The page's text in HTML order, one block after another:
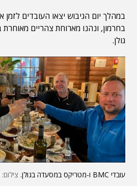
במהלך יום הגיבוש יצאו העובדים לזמן
בחרמון, ונהנו מארוחת צהריים
גולן.
עובדי BMC ו-מטריקס במסעדה בגולן.